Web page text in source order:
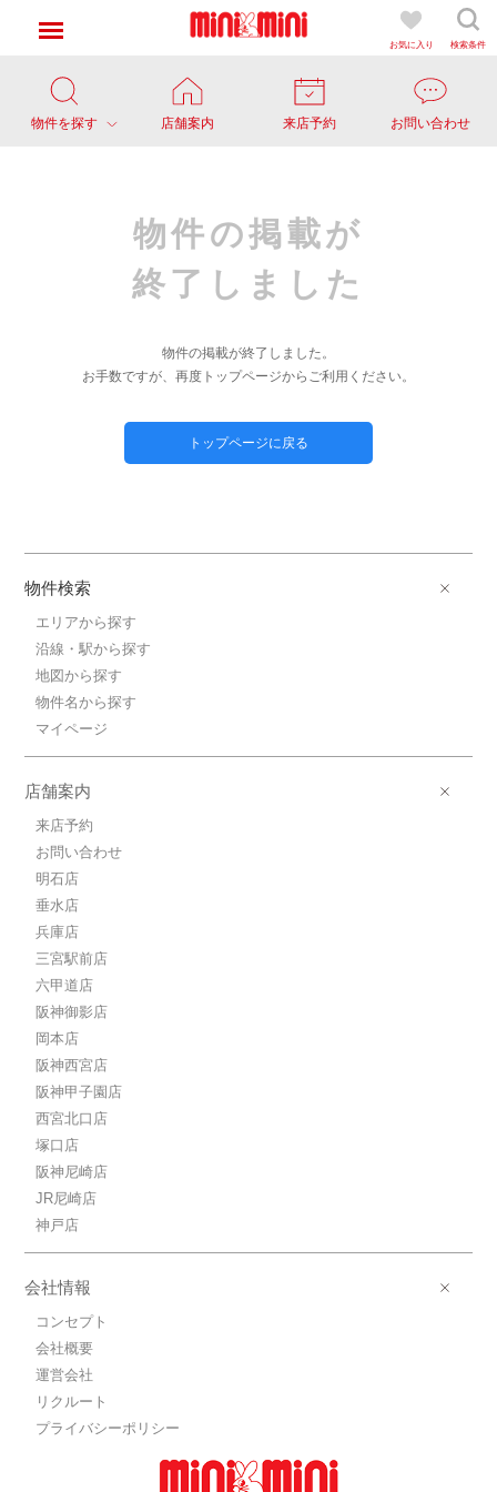
お気に入り 検索条件
物件を探す 店舗案内 来店予約 お問い合わせ
物件の掲載が
終了しました
物件の掲載が終了しました。
お手数ですが、再度トップページからご利用ください。
トップページに戻る
物件検索
エリアから探す
沿線・駅から探す
地図から探す
物件名から探す
マイページ
店舗案内
来店予約
お問い合わせ
明石店
垂水店
兵庫店
三宮駅前店
六甲道店
阪神御影店
岡本店
阪神西宮店
阪神甲子園店
西宮北口店
塚口店
阪神尼崎店
JR尼崎店
神戸店
会社情報
コンセプト
会社概要
運営会社
リクルート
プライバシーポリシー